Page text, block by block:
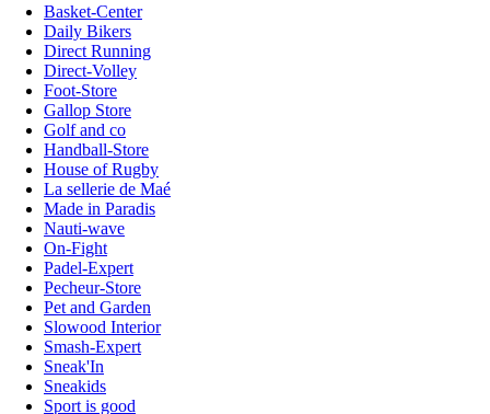
Basket-Center
Daily Bikers
Direct Running
Direct-Volley
Foot-Store
Gallop Store
Golf and co
Handball-Store
House of Rugby
La sellerie de Maé
Made in Paradis
Nauti-wave
On-Fight
Padel-Expert
Pecheur-Store
Pet and Garden
Slowood Interior
Smash-Expert
Sneak'In
Sneakids
Sport is good